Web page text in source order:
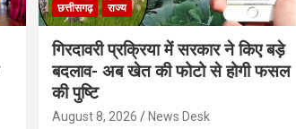
छत्तीसगढ़ राज्य
गिरदावरी प्रक्रिया में सरकार ने किए बड़े
बदलाव- अब खेत की फोटो से होगी फसल
की पुष्टि
August 8, 2026 News Desk